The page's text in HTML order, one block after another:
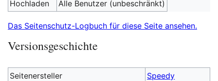
Hochladen
Alle Benutzer (unbeschränkt)
Das Seitenschutz-Logbuch für diese Seite ansehen.
Versionsgeschichte
Seitenersteller
Speedy